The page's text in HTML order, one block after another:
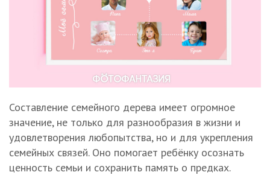
Составление семейного дерева имеет огромное
значение, не только для разнообразия в жизни и
удовлетворения любопытства, но и для укрепления
семейных связей. Оно помогает ребёнку осознать
ценность семьи и сохранить память о предках.